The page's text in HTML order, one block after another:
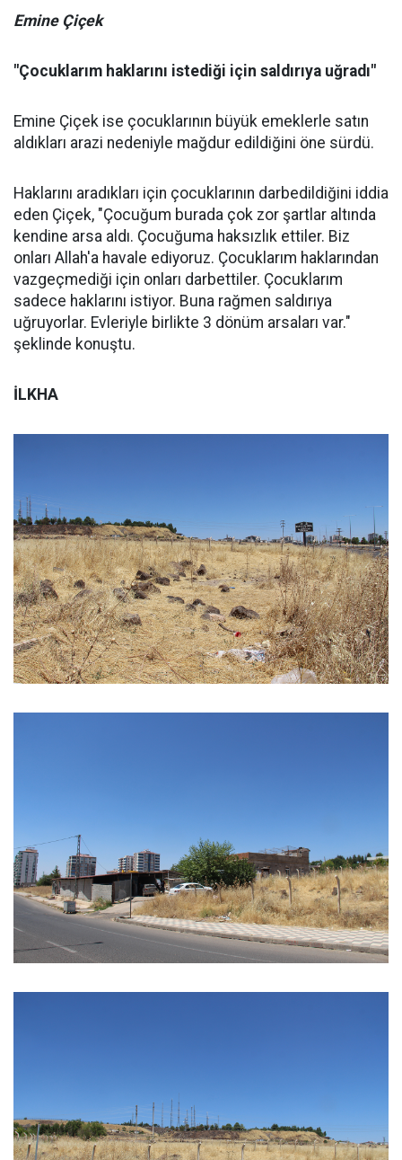
Emine Çiçek
"Çocuklarım haklarını istediği için saldırıya uğradı"
Emine Çiçek ise çocuklarının büyük emeklerle satın
aldıkları arazi nedeniyle mağdur edildiğini öne sürdü.
Haklarını aradıkları için çocuklarının darbedildiğini iddia
eden Çiçek, "Çocuğum burada çok zor şartlar altında
kendine arsa aldı. Çocuğuma haksızlık ettiler. Biz
onları Allah'a havale ediyoruz. Çocuklarım haklarından
vazgeçmediği için onları darbettiler. Çocuklarım
sadece haklarını istiyor. Buna rağmen saldırıya
uğruyorlar. Evleriyle birlikte 3 dönüm arsaları var."
şeklinde konuştu.
İLKHA